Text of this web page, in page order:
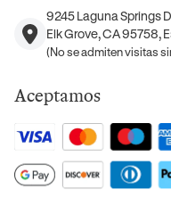
9245 Laguna Springs
Elk Grove, CA 95758,
(No se admiten visitas
Aceptamos